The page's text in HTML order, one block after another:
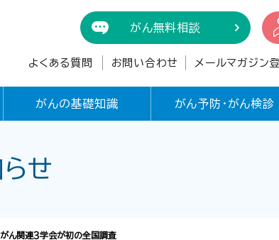
がん無料相談
よくある質問 お問い合わせ メールマガジン
がんの基礎知識 がん予防・がん検診
せ
ん関連３学会が初の全国調査